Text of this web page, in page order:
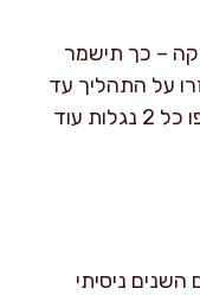
– כך תישמר
על התהליך עד
סיום הבלילה. במידת הצורך, הוסיפו כל 2 נגלות עוד
השנים ניסיתי